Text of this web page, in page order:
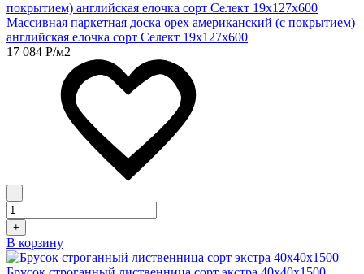
Массивная паркетная доска орех американский (с покрытием)
английская елочка сорт Селект 19х127х600
17 084 Р/м2
-
+
В корзину